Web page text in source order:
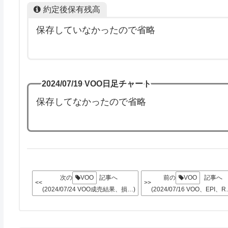
約定後保有残高
保存していなかったので省略
2024/07/19 VOO日足チャート
保存してなかったので省略
<<
次の VOO
記事へ
(2024/07/24 VOO成売結果、損…)
>>
前の VOO
記事へ
(2024/07/16 VOO、EPI、